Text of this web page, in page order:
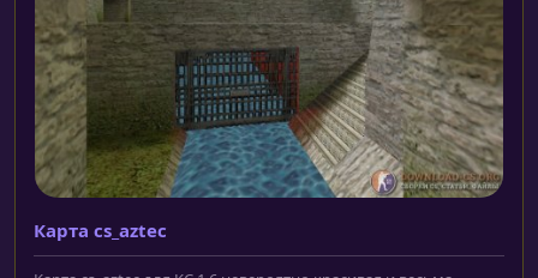
Карта cs_aztec